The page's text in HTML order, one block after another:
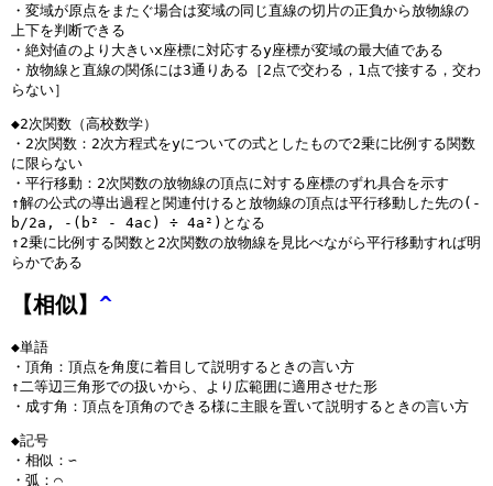
・変域が原点をまたぐ場合は変域の同じ直線の切片の正負から放物線の
上下を判断できる
・絶対値のより大きいx座標に対応するy座標が変域の最大値である
・放物線と直線の関係には3通りある［2点で交わる，1点で接する，交わ
らない］
◆2次関数（高校数学）
・2次関数：2次方程式をyについての式としたもので2乗に比例する関数
に限らない
・平行移動：2次関数の放物線の頂点に対する座標のずれ具合を示す
↑解の公式の導出過程と関連付けると放物線の頂点は平行移動した先の(-
b/2a, -(b² - 4ac) ÷ 4a²)となる
↑2乗に比例する関数と2次関数の放物線を見比べながら平行移動すれば明
らかである
【相似】^
◆単語
・頂角：頂点を角度に着目して説明するときの言い方
↑二等辺三角形での扱いから、より広範囲に適用させた形
・成す角：頂点を頂角のできる様に主眼を置いて説明するときの言い方
◆記号
・相似：∽
・弧：⌒